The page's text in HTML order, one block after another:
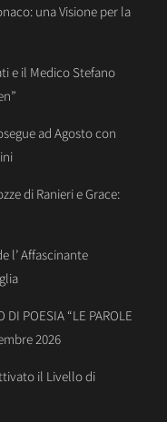
una Visione per la
e il Medico Stefano
ad Agosto con
di Ranieri e Grace:
l’ Affascinante
POESIA “LE PAROLE
2026
il Livello di